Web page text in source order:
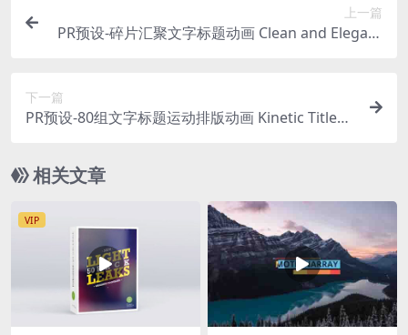
上一篇
PR预设-碎片汇聚文字标题动画 Clean and Elegant
下一篇
PR预设-80组文字标题运动排版动画 Kinetic Titles
相关文章
VIP